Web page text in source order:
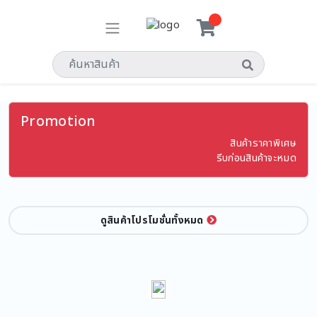
Promotion
สินค้าราคาพิเศษ
รีบก่อนสินค้าจะหมด
ดูสินค้าโปรโมชั่นทั้งหมด